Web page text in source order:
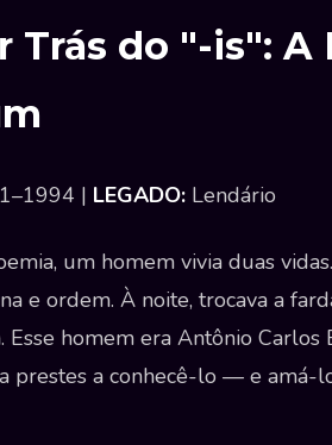
Trás do "-is": A
| LEGADO: Lendário
um homem vivia duas
e ordem. À noite, trocava a
homem era Antônio Carlos
prestes a conhecê-lo — e